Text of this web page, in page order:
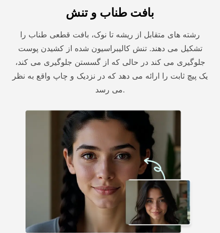
بافت طناب و تنش
رشته های متقابل از ریشه تا نوک، بافت قطعی طناب را
تشکیل می دهند. تنش کالیبراسیون شده از کشیدن پوست
جلوگیری می کند در حالی که از گسستن جلوگیری می کند،
یک پیچ ثابت را ارائه می دهد که در نزدیک و چاپ واقع به نظر
می رسد.